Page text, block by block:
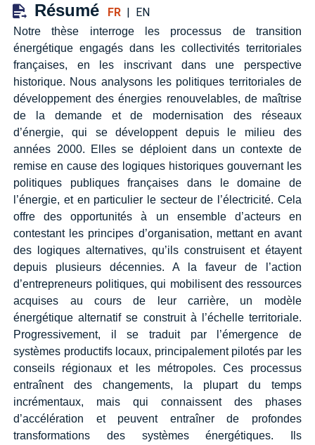
Résumé FR | EN
Notre thèse interroge les processus de transition
énergétique engagés dans les collectivités territoriales
françaises, en les inscrivant dans une perspective
historique. Nous analysons les politiques territoriales de
développement des énergies renouvelables, de maîtrise
de la demande et de modernisation des réseaux
d’énergie, qui se développent depuis le milieu des
années 2000. Elles se déploient dans un contexte de
remise en cause des logiques historiques gouvernant les
politiques publiques françaises dans le domaine de
l’énergie, et en particulier le secteur de l’électricité. Cela
offre des opportunités à un ensemble d’acteurs en
contestant les principes d’organisation, mettant en avant
des logiques alternatives, qu’ils construisent et étayent
depuis plusieurs décennies. A la faveur de l’action
d’entrepreneurs politiques, qui mobilisent des ressources
acquises au cours de leur carrière, un modèle
énergétique alternatif se construit à l’échelle territoriale.
Progressivement, il se traduit par l’émergence de
systèmes productifs locaux, principalement pilotés par les
conseils régionaux et les métropoles. Ces processus
entraînent des changements, la plupart du temps
incrémentaux, mais qui connaissent des phases
d’accélération et peuvent entraîner de profondes
transformations des systèmes énergétiques. Ils